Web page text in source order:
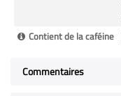
Contient de la caféine
Commentaires